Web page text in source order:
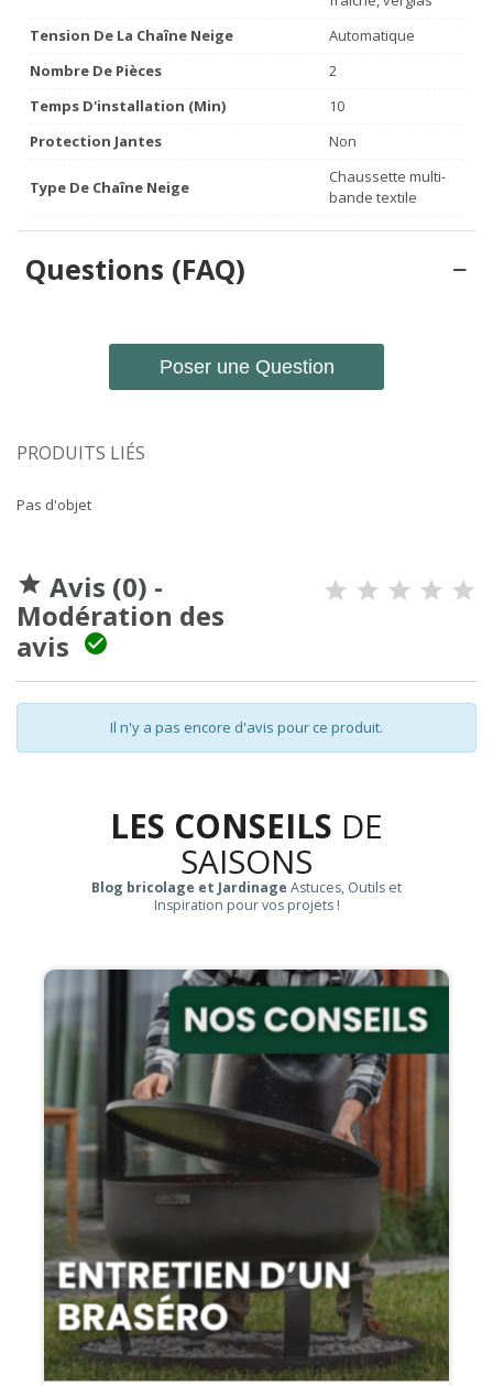
Tension De La Chaîne Neige
Automatique
Nombre De Pièces
2
Temps D'installation (min)
10
Protection Jantes
Non
Type De Chaîne Neige
Chaussette multi-
bande textile
Questions (FAQ)
Poser une Question
PRODUITS LIÉS
Pas d'objet
 Avis (0) -
Modération des
avis

Il n'y a pas encore d'avis pour ce produit.
LES CONSEILS DE
SAISONS
Blog bricolage et Jardinage Astuces, Outils et
Inspiration pour vos projets !